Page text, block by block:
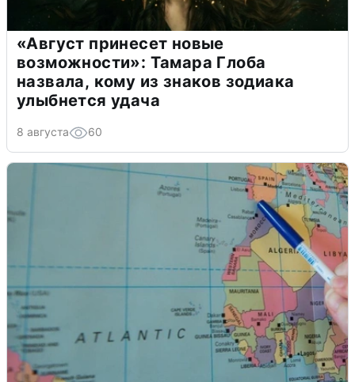
«Август принесет новые
возможности»: Тамара Глоба
назвала, кому из знаков зодиака
улыбнется удача
8 августа 60